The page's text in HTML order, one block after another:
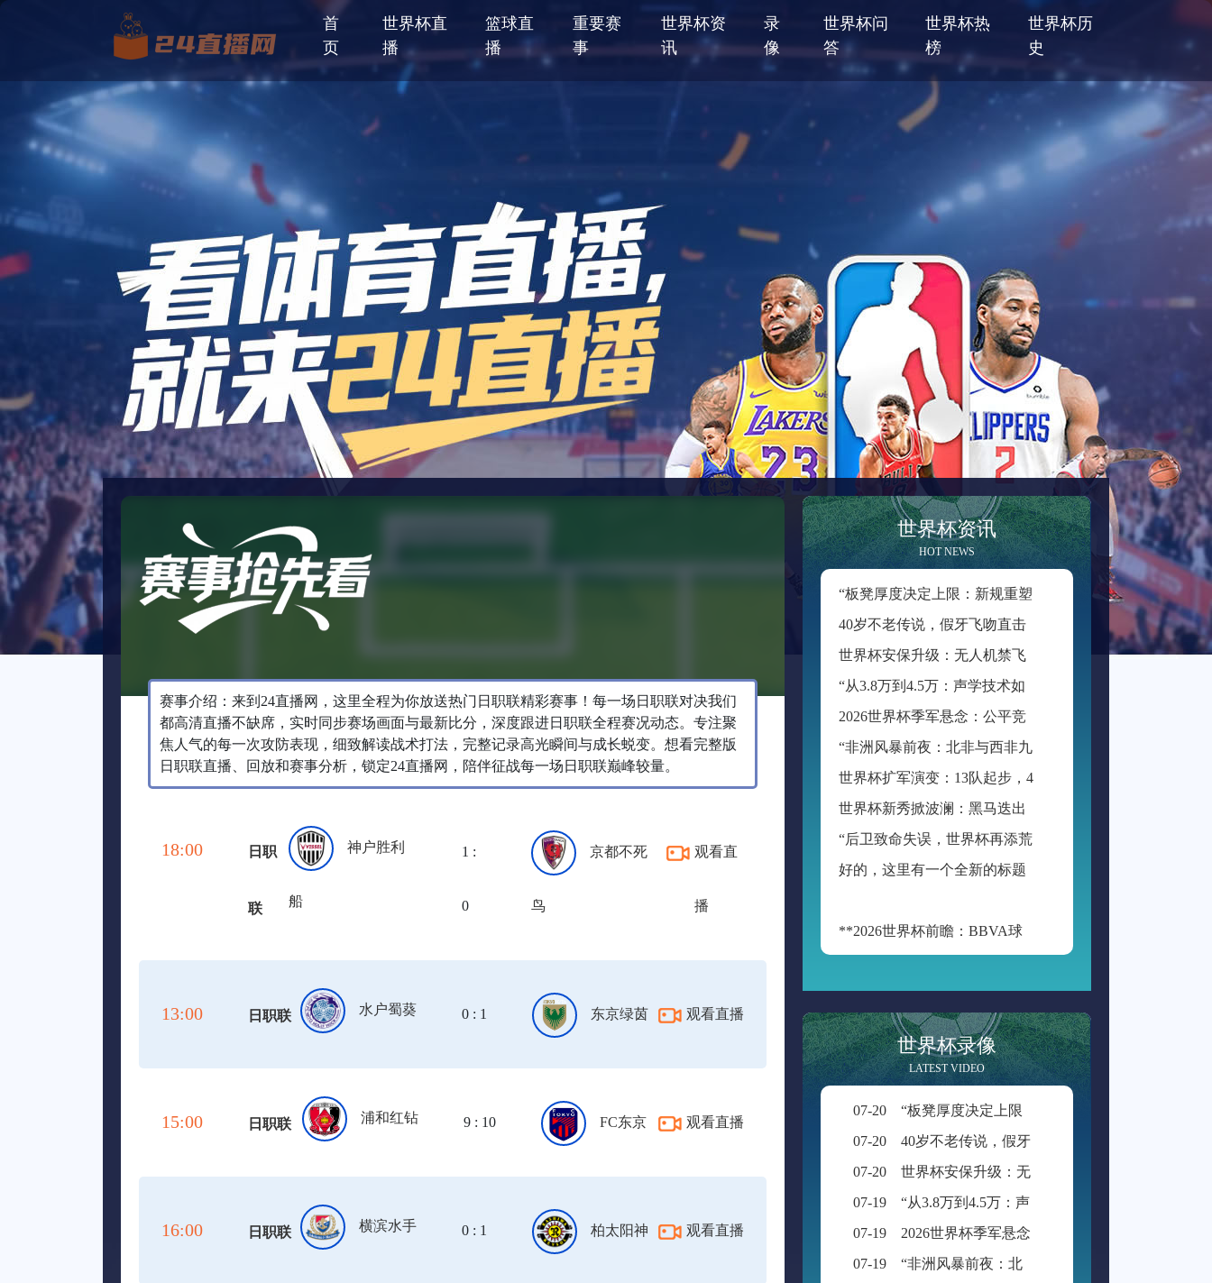
首
页
世界杯直
播
篮球直
播
重要赛
事
世界杯资
讯
录
像
世界杯问
答
世界杯热
榜
世界杯历
史
赛事介绍：来到24直播网，这里全程为你放送热门日职联精彩赛事！每一场日职联对决我们
都高清直播不缺席，实时同步赛场画面与最新比分，深度跟进日职联全程赛况动态。专注聚
焦人气的每一次攻防表现，细致解读战术打法，完整记录高光瞬间与成长蜕变。想看完整版
日职联直播、回放和赛事分析，锁定24直播网，陪伴征战每一场日职联巅峰较量。
18:00 日职
联
神户胜利
船
1 :
0
京都不死
鸟
观看直
播
13:00 日职联 水户蜀葵 0 : 1 东京绿茵 观看直播
15:00 日职联 浦和红钻 9 : 10 FC东京 观看直播
16:00 日职联 横滨水手 0 : 1 柏太阳神 观看直播
世界杯资讯
HOT NEWS
**2026世界杯前瞻：BBVA球场的“空气动力学”——538米海拔如何改写足球的抛物线**
世界杯录像
LATEST VIDEO
07-20
“板凳厚度决定上限：新规重塑世界杯积分格局”
07-20
40岁不老传说，假牙飞吻直击破门一刻
07-20
世界杯安保升级：无人机禁飞范围扩展至周边2公里
07-19
“从3.8万到4.5万：声学技术如何重塑BMO Field的世界杯级声场体验”
07-19
2026世界杯季军悬念：公平竞赛分或成最终胜负手
07-19
“非洲风暴前夜：北非与西非九强争锋，世界杯入场券暗战升级”